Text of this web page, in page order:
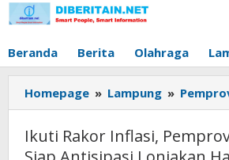
Lewati
ke
Beranda Berita Olahraga
Homepage » Lampung »
Ikuti Rakor Inflasi,